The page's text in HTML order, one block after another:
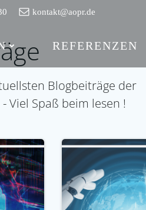
kontakt@aopr.de
REFERENZEN
Blogbeiträge der
Viel Spaß beim lesen !